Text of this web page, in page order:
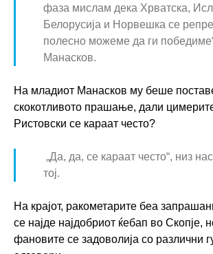
фаза мислам дека Хрватска,
Белорусија и Норвешка се
полесно можеме да ги
Манасков.
На младиот Манасков му беше
скокотливото прашање, дали
Ристовски се караат често?
„Да, да, се караат често“, низ
тој.
На крајот, ракометарите беа
се најде најдобриот ќебап во Скопје,
фановите се задоволија со различни